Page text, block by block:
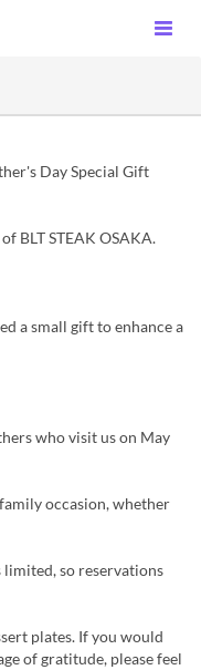
Day Special Gift
BLT STEAK OSAKA.
a small gift to enhance a
who visit us on May
occasion, whether
so reservations
plates. If you would
of gratitude, please feel